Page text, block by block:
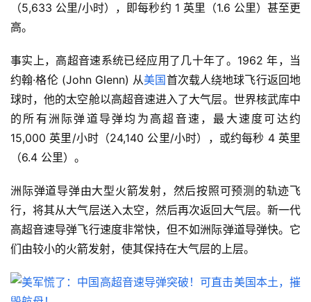
（5,633 公里/小时），即每秒约 1 英里（1.6 公里）甚至更
高。
事实上，高超音速系统已经应用了几十年了。1962 年，当
约翰·格伦 (John Glenn) 从美国首次载人绕地球飞行返回地
球时，他的太空舱以高超音速进入了大气层。世界核武库中
的所有洲际弹道导弹均为高超音速，最大速度可达约
15,000 英里/小时（24,140 公里/小时），或约每秒 4 英里
（6.4 公里）。
洲际弹道导弹由大型火箭发射，然后按照可预测的轨迹飞
行，将其从大气层送入太空，然后再次返回大气层。新一代
高超音速导弹飞行速度非常快，但不如洲际弹道导弹快。它
们由较小的火箭发射，使其保持在大气层的上层。